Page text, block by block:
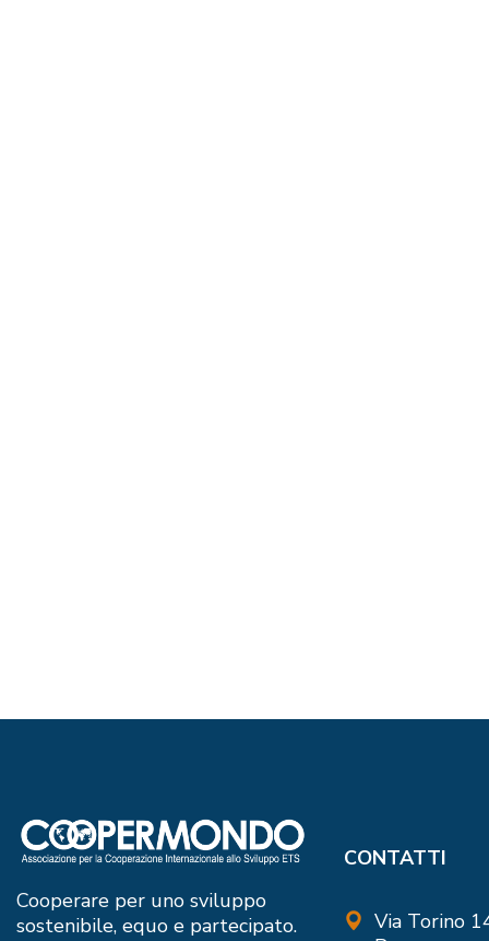
Cooperare per uno sviluppo
sostenibile, equo e partecipato.
CONTATTI
Via Torino